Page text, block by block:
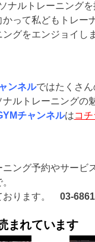
ナルトレーニングを
って私どもトレー
グをエンジョイし
ンネルではたくさ
ルトレーニングの
チャンネルはコチ
ング予約やサービ
おります。 03-
まれています